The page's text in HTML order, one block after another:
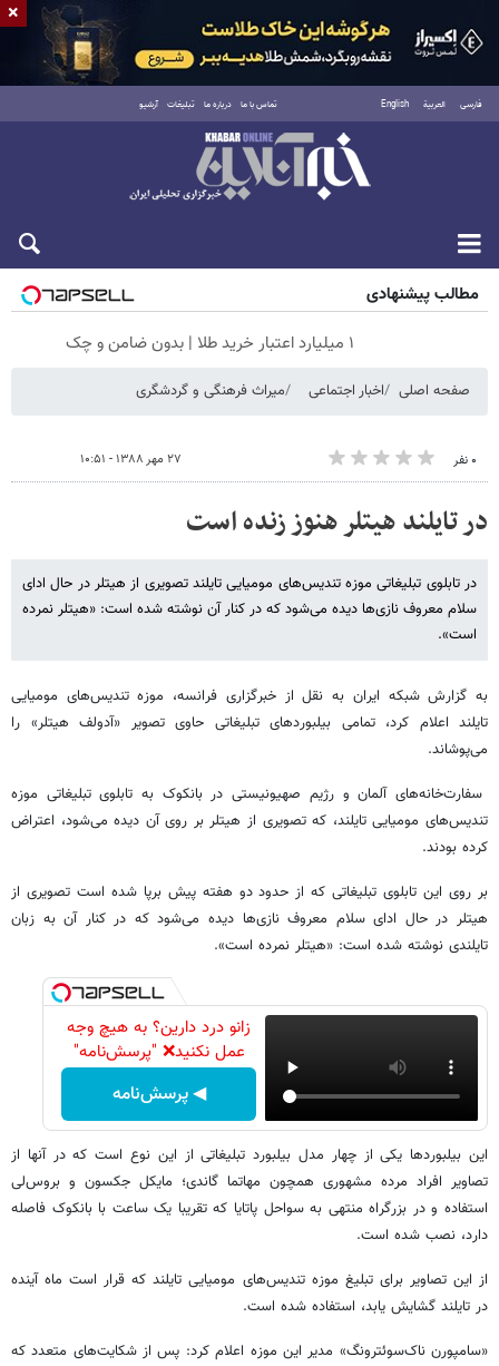
فارسی العربية English تماس با ما درباره ما تبلیغات آرشیو
جمعه ۱۶ مرداد ۱۴۰۵
مطالب پیشنهادی
۱ میلیارد اعتبار خرید طلا | بدون ضامن و چک
صفحه اصلی اخبار اجتماعی میراث فرهنگی و گردشگری
۰ نفر ۲۷ مهر ۱۳۸۸ - ۱۰:۵۱
در تایلند هیتلر هنوز زنده است
در تابلوی تبلیغاتی موزه تندیس‌های مومیایی تایلند تصویری از هیتلر در حال ادای
سلام معروف نازی‌ها دیده می‌شود که در کنار آن نوشته شده است: «هیتلر نمرده
است».
به گزارش شبکه ایران به نقل از خبرگزاری فرانسه، موزه تندیس‌های مومیایی
تایلند اعلام کرد، تمامی بیلبوردهای تبلیغاتی حاوی تصویر «آدولف هیتلر» را
می‌پوشاند.
سفارت‌خانه‌های آلمان و رژیم صهیونیستی در بانکوک به تابلوی تبلیغاتی موزه
تندیس‌های مومیایی تایلند، که تصویری از هیتلر بر روی آن دیده می‌شود، اعتراض
کرده بودند.
بر روی این تابلوی تبلیغاتی که از حدود دو هفته پیش برپا شده است تصویری از
هیتلر در حال ادای سلام معروف نازی‌ها دیده می‌شود که در کنار آن به زبان
تایلندی نوشته شده است: «هیتلر نمرده است».
زانو درد دارین؟ به هیچ وجه
عمل نکنید❌ "پرسش‌نامه"
◀ پرسش‌نامه
این بیلبوردها یکی از چهار مدل بیلبورد تبلیغاتی از این نوع است که در آنها از
تصاویر افراد مرده مشهوری همچون مهاتما گاندی؛ مایکل جکسون و بروس‌لی
استفاده و در بزرگراه منتهی به سواحل پاتایا که تقریبا یک ساعت با بانکوک فاصله
دارد، نصب شده است.
از این تصاویر برای تبلیغ موزه تندیس‌های مومیایی تایلند که قرار است ماه آینده
در تایلند گشایش یابد، استفاده شده است.
«سامپورن ناک‌سوئترونگ» مدیر این موزه اعلام کرد: پس از شکایت‌های متعدد که
×